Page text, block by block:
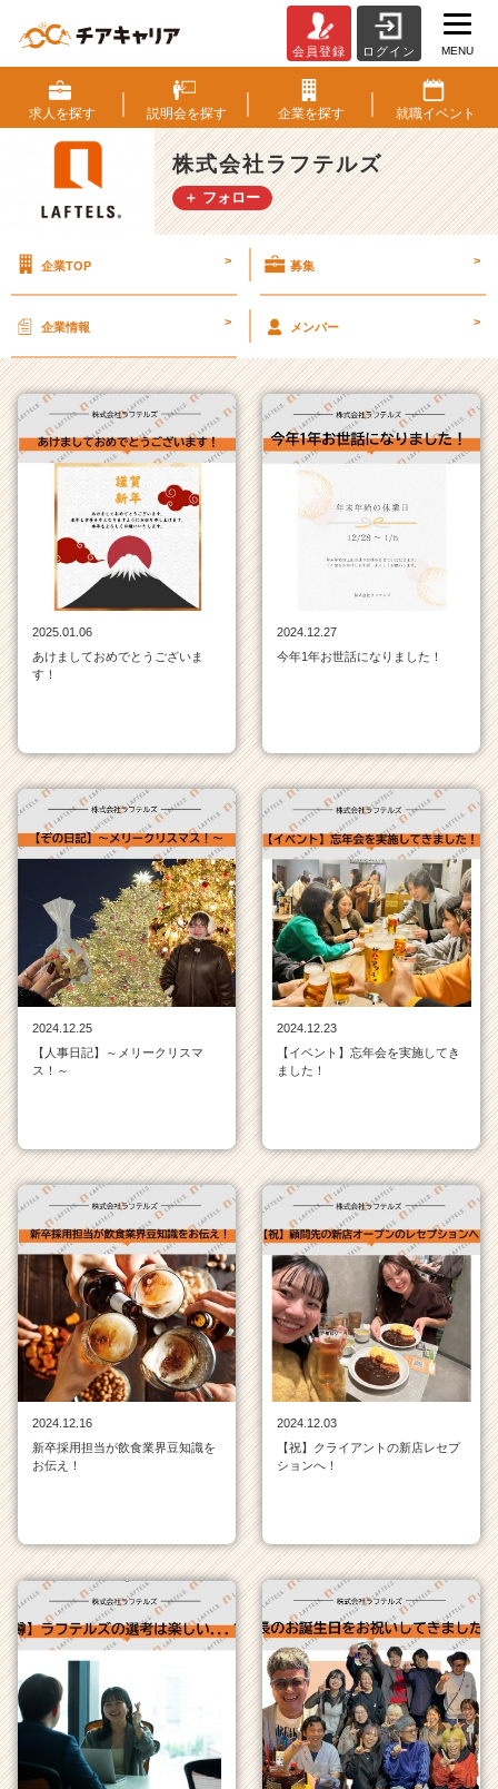
式
会
社
ラ
フ
テ
タ
ラ
イ
ン
一
覧
ベ
ン
ー・
企
ス
カ
ウ
ト
が
届
く
就
活
サ
ア
（C
h
e
e
r
C
a
r
e
e
会員登録 ログイン MENU
求人を探す 説明会を探す 企業を探す 就職イベント
株式会社ラフテルズ
＋ フォロー
企業TOP > 募集 >
企業情報 > メンバー >
2025.01.06
あけましておめでとうございま
す！
2024.12.27
今年1年お世話になりました！
2024.12.25
【人事日記】～メリークリスマ
ス！～
2024.12.23
【イベント】忘年会を実施してき
ました！
2024.12.16
新卒採用担当が飲食業界豆知識を
お伝え！
2024.12.03
【祝】クライアントの新店レセプ
ションへ！